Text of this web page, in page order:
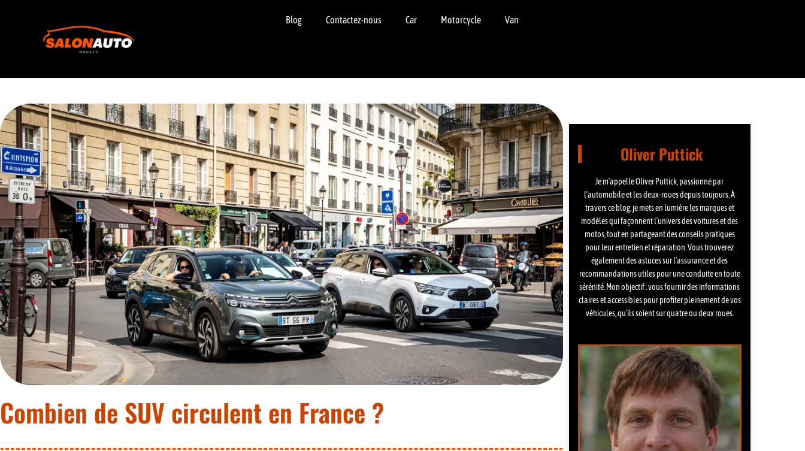
Blog Contactez-nous Car Motorcycle Van
Combien de SUV circulent en France ?
Oliver Puttick
Je m’appelle Oliver Puttick, passionné par
l’automobile et les deux-roues depuis toujours. À
travers ce blog, je mets en lumière les marques et
modèles qui façonnent l’univers des voitures et des
motos, tout en partageant des conseils pratiques
pour leur entretien et réparation. Vous trouverez
également des astuces sur l’assurance et des
recommandations utiles pour une conduite en toute
sérénité. Mon objectif : vous fournir des informations
claires et accessibles pour profiter pleinement de vos
véhicules, qu’ils soient sur quatre ou deux roues.